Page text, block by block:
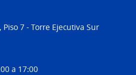
Piso 7 - Torre Ejecutiva Sur
a 17:00